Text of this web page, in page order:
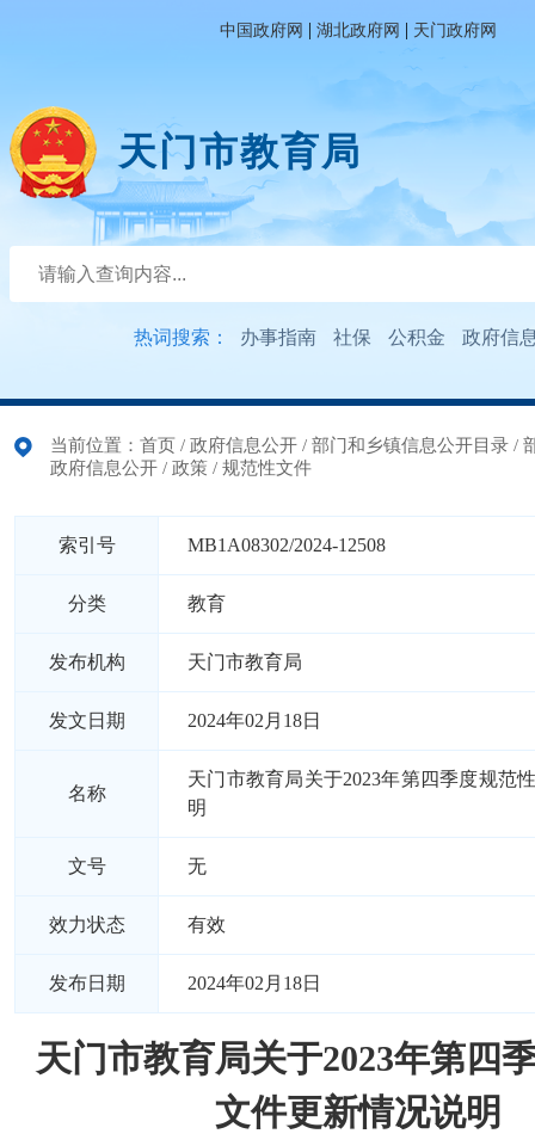
中国政府网 | 湖北政府网 | 天门政府网
天门市教育局
热词搜索： 办事指南 社保 公积金 政府信
当前位置： 首页 / 政府信息公开 / 部门和乡镇信息公开目录 /
政府信息公开 / 政策 / 规范性文件
索引号 MB1A08302/2024-12508
分类 教育
发布机构 天门市教育局
发文日期 2024年02月18日
名称
天门市教育局关于2023年第四季度规范
明
文号 无
效力状态 有效
发布日期 2024年02月18日
天门市教育局关于2023年第四
文件更新情况说明